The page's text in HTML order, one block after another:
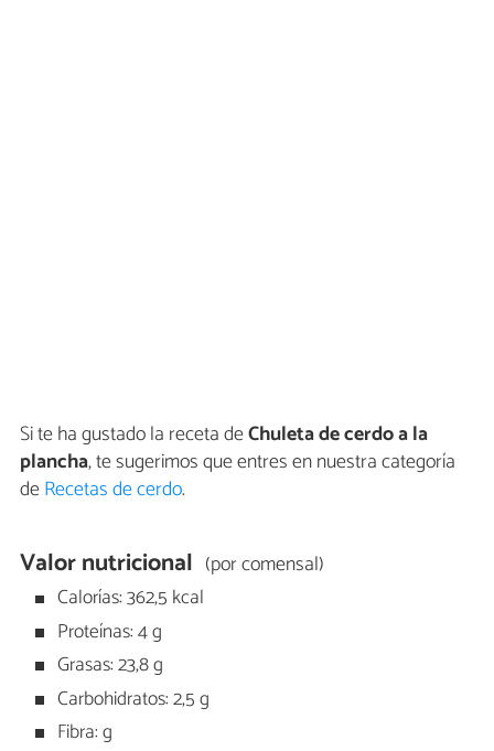
Si te ha gustado la receta deChuleta de cerdo a la
plancha, te sugerimos que entres en nuestra categoría
deRecetas de cerdo.
Valor nutricional (por comensal)
Calorías: 362,5 kcal
Proteínas: 4 g
Grasas: 23,8 g
Carbohidratos: 2,5 g
Fibra: g